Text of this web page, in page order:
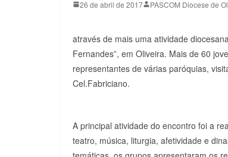
26 de abril de 2017 PASCOM Diocese de
através de mais uma atividade
Fernandes”, em Oliveira. Mais de 60
representantes de várias paróquias,
Cel.Fabriciano.
A principal atividade do encontro foi a
teatro, música, liturgia, afetividade e